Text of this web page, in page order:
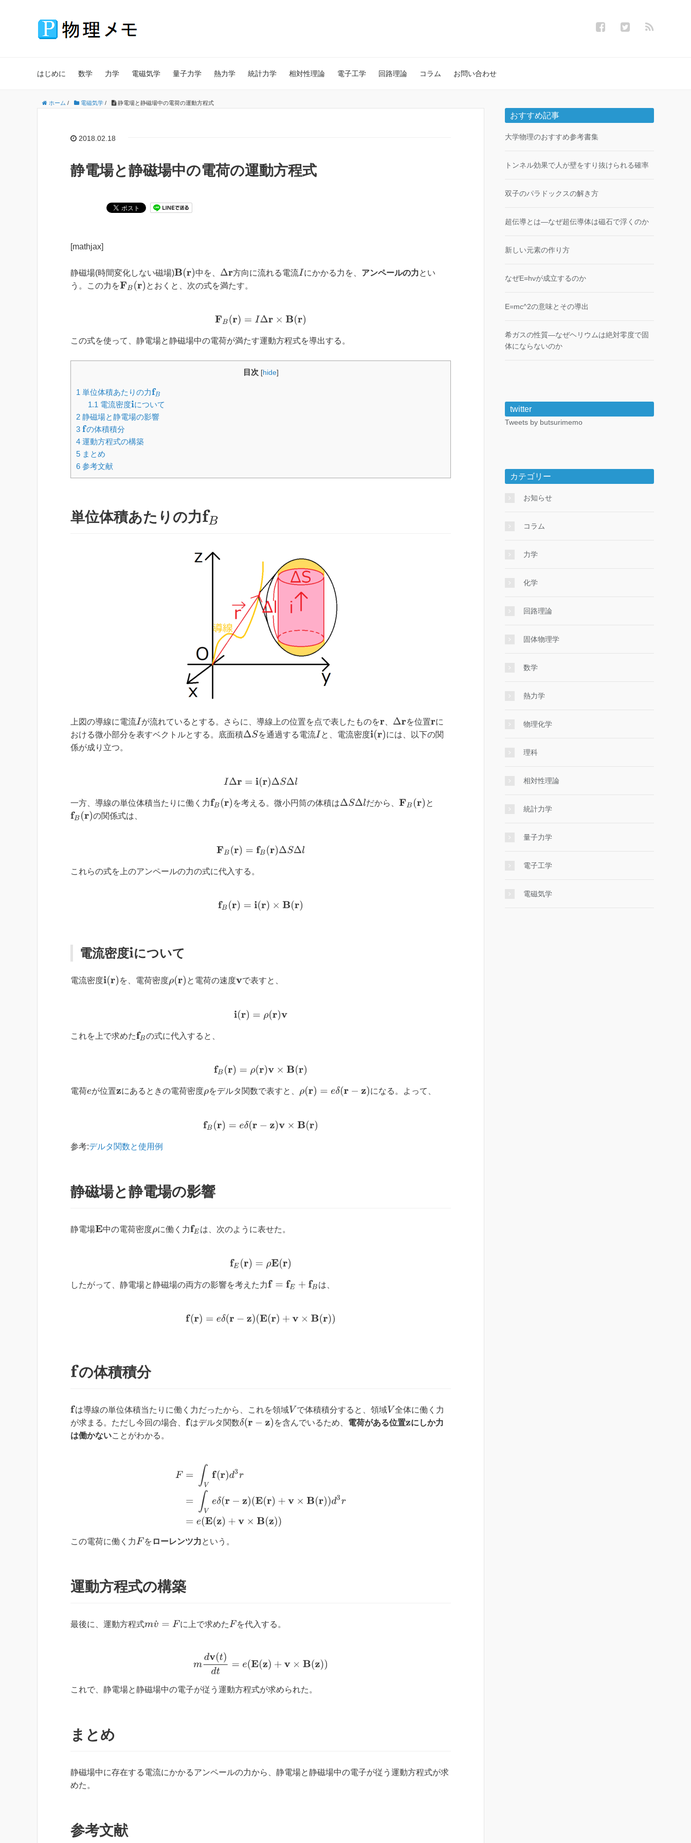
はじめに 数学 力学 電磁気学 量子力学 熱力学 統計力学 相対性理論 電子工学 回路理論 コラム お問い合わせ
ホーム / 電磁気学 / 静電場と静磁場中の電荷の運動方程式
2018.02.18
静電場と静磁場中の電荷の運動方程式
[mathjax]
静磁場(時間変化しない磁場)B(r) 中を、 Δr 方向に流れる電流I にかかる力を、 アンペールの力とい
う。この力をFB(r) とおくと、次の式を満たす。
FB(r) =IΔr×B(r )
この式を使って、静電場と静磁場中の電荷が満たす運動方程式を導出する。
目次 [hide]
1 単位体積あたりの力fB
1.1 電流密度iについて
2 静磁場と静電場の影響
3 f の体積積分
4 運動方程式の構築
5 まとめ
6 参考文献
単位体積あたりの力fB
上図の導線に電流I が流れているとする。さらに、導線上の位置を点で表したものをr Δr を位置r に
おける微小部分を表すベクトルとする。底面積ΔS を通過する電流I と、電流密度i(r)
には、以下の関
係が成り立つ。
IΔr= i(r)ΔSΔl
一方、導線の単位体積当たりに働く力fB(r) を考える。微小円筒の体積はΔSΔl だから、 FB( r)
と
fB(r) の関係式は、
FB r)= fB(r)ΔSΔl
これらの式を上のアンペールの力の式に代入する。
fB(r) =i(r)× B( )
電流密度i について
電流密度i(r) を、電荷密度ρ(r) と電荷の速度v で表すと、
i( )=ρ (r)v
これを上で求めたfB の式に代入すると、
fB(r) =ρ(r)v× B( )
電荷eが位置zにあるときの電荷密度ρをデルタ関数で表すと、 ρ(r)= eδ( −z) になる。よって、
B( )=eδ( r−z )v×B (r)
参考:デルタ関数と使用例
静磁場と静電場の影響
静電場E 中の電荷密度ρに働く力fE は、次のように表せた。
fE(r )=ρ E (r)
したがって、静電場と静磁場の両方の影響を考えた力f= fE+fB は、
f(r)=e δ( −z)(E(r)+v ×B(r) )
f の体積積分
f は導線の単位体積当たりに働く力だったから、これを領域V で体積積分すると、領域V 全体に働く力
が求まる。ただし今回の場合、 f はデルタ関数δ(r− z) を含んでいるため、 電荷がある位置zにしか力
は働かないことがわかる。
d3 ∫V e (r
この電荷に働く力 F を ローレンツ力という。
運動方程式の構築
最後に、運動方程式mv˙=F に上で求めた F を代入する。
md
これで、静電場と静磁場中の電子が従う運動方程式が求められた。
まとめ
静磁場中に存在する電流にかかるアンペールの力から、静電場と静磁場中の電子が従う運動方程式が求
めた。
参考文献
おすすめ記事
大学物理のおすすめ参考書集
トンネル効果で人が壁をすり抜けられる確率
双子のパラドックスの解き方
超伝導とは―なぜ超伝導体は磁石で浮くのか
新しい元素の作り方
なぜE=hνが成立するのか
E=mc^2の意味とその導出
希ガスの性質―なぜヘリウムは絶対零度で固
体にならないのか
twitter
Tweets by butsurimemo
カテゴリー
お知らせ
コラム
力学
化学
回路理論
固体物理学
数学
熱力学
物理化学
理科
相対性理論
統計力学
量子力学
電子工学
電磁気学